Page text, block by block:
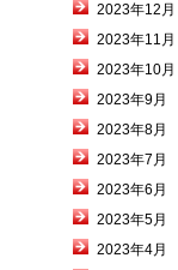
2023年12月
2023年11月
2023年10月
2023年9月
2023年8月
2023年7月
2023年6月
2023年5月
2023年4月